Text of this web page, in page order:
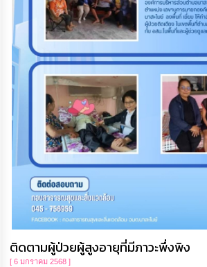
ติดตามผู้ป่วยผู้สูงอายุที่มีภาวะพึ่งพิง
[ 6 มกราคม 2568 ]